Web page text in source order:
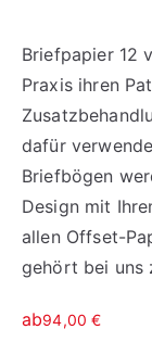
Briefpapier 12
Praxis ihren
dafür
Briefbögen
Design mit
allen Offset-
gehört bei uns
ab94,00€